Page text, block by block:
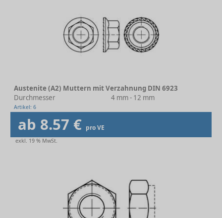
Austenite (A2) Muttern mit Verzahnung DIN 6923
Durchmesser
4 mm - 12 mm
Artikel: 6
ab 8.57 € pro VE
exkl. 19 % MwSt.